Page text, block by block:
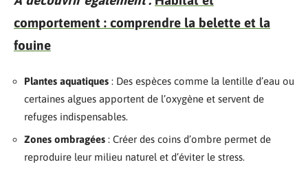
comportement : comprendre la belette et la
fouine
Plantes aquatiques : Des espèces comme la lentille d’eau ou
certaines algues apportent de l’oxygène et servent de
refuges indispensables.
Zones ombragées : Créer des coins d’ombre permet de
reproduire leur milieu naturel et d’éviter le stress.